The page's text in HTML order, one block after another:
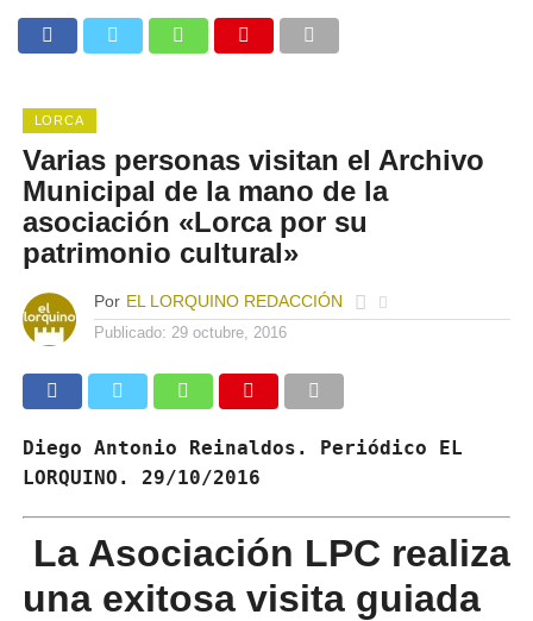
LORCA
Varias personas visitan el Archivo
Municipal de la mano de la
asociación «Lorca por su
patrimonio cultural»
Por EL LORQUINO REDACCIÓN
Publicado: 29 octubre, 2016
Diego Antonio Reinaldos. Periódico EL
LORQUINO. 29/10/2016
La Asociación LPC realiza
una exitosa visita guiada